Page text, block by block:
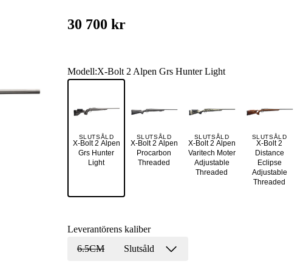
30 700 kr
Modell:X-Bolt 2 Alpen Grs Hunter Light
X-Bolt 2 Alpen
Grs Hunter
Light
SLUTSÅLD
X-Bolt 2 Alpen
Procarbon
Threaded
SLUTSÅLD
X-Bolt 2 Alpen
Varitech Moter
Adjustable
Threaded
SLUTSÅLD
X-Bolt 2
Distance
Eclipse
Adjustable
Threaded
SLUTSÅLD
Leverantörens kaliber
6.5CM
Slutsåld